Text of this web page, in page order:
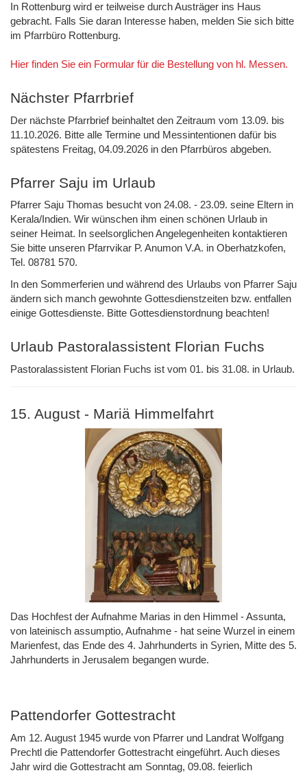
In Rottenburg wird er teilweise durch Austräger ins Haus
gebracht. Falls Sie daran Interesse haben, melden Sie sich bitte
im Pfarrbüro Rottenburg.
Hier finden Sie ein Formular für die Bestellung von hl. Messen.
Nächster Pfarrbrief
Der nächste Pfarrbrief beinhaltet den Zeitraum vom 13.09. bis
11.10.2026. Bitte alle Termine und Messintentionen dafür bis
spätestens Freitag, 04.09.2026 in den Pfarrbüros abgeben.
Pfarrer Saju im Urlaub
Pfarrer Saju Thomas besucht von 24.08. - 23.09. seine Eltern in
Kerala/Indien. Wir wünschen ihm einen schönen Urlaub in
seiner Heimat. In seelsorglichen Angelegenheiten kontaktieren
Sie bitte unseren Pfarrvikar P. Anumon V.A. in Oberhatzkofen,
Tel. 08781 570.
In den Sommerferien und während des Urlaubs von Pfarrer Saju
ändern sich manch gewohnte Gottesdienstzeiten bzw. entfallen
einige Gottesdienste. Bitte Gottesdienstordnung beachten!
Urlaub Pastoralassistent Florian Fuchs
Pastoralassistent Florian Fuchs ist vom 01. bis 31.08. in Urlaub.
15. August - Mariä Himmelfahrt
Das Hochfest der Aufnahme Marias in den Himmel - Assunta,
von lateinisch assumptio, Aufnahme - hat seine Wurzel in einem
Marienfest, das Ende des 4. Jahrhunderts in Syrien, Mitte des 5.
Jahrhunderts in Jerusalem begangen wurde.
Pattendorfer Gottestracht
Am 12. August 1945 wurde von Pfarrer und Landrat Wolfgang
Prechtl die Pattendorfer Gottestracht eingeführt. Auch dieses
Jahr wird die Gottestracht am Sonntag, 09.08. feierlich